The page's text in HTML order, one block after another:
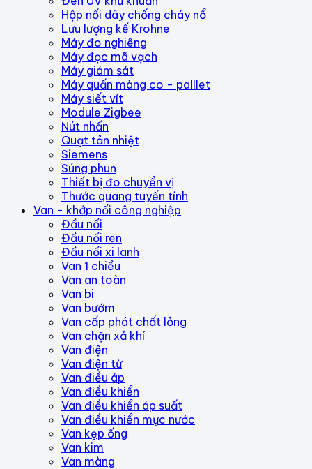
Hộp nối dây chống cháy nổ
Lưu lượng kế Krohne
Máy đo nghiêng
Máy đọc mã vạch
Máy giám sát
Máy quấn màng co - palllet
Máy siết vít
Module Zigbee
Nút nhấn
Quạt tản nhiệt
Siemens
Súng phun
Thiết bị đo chuyển vị
Thước quang tuyến tính
Van - khớp nối công nghiệp
Đầu nối
Đầu nối ren
Đầu nối xi lanh
Van 1 chiều
Van an toàn
Van bi
Van bướm
Van cấp phát chất lỏng
Van chặn xả khí
Van điện
Van điện từ
Van điều áp
Van điều khiển
Van điều khiển áp suất
Van điều khiển mực nước
Van kẹp ống
Van kim
Van màng